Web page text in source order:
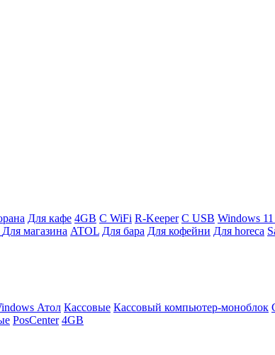
Для кафе 4GB С WiFi R-Keeper С USB Windows 11
Для магазина ATOL Для бара Для кофейни Для horeca
Атол Кассовые Кассовый компьютер-моноблок
PosCenter 4GB